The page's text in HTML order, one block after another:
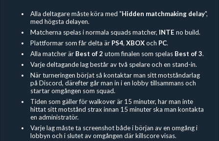
Alla deltagare måste köra med "Hidden matchmaking delay",
med högsta delayen.
Matcherna spelas i normala squads matcher, INTE no build.
Plattformar som får delta är PS4, XBOXoch PC.
Alla matcher är Best of 2 utom finalen som spelas Best of 3.
Varje deltagande lag består av två spelare och en stand-in.
När turneringen börjat så kontaktar man sitt motståndarlag
på Discord, därefter går man in i en lobby tillsammans och
startar omgången som squad.
Tiden som gäller för walkover är 15 minuter, har man inte
hittat sitt motstånd strax innan 15 minuter ska man kontakta
en administratör.
Varje lag måste ta screenshot både i början av en omgång i
lobbyn och i slutet av omgången där killscore visas.